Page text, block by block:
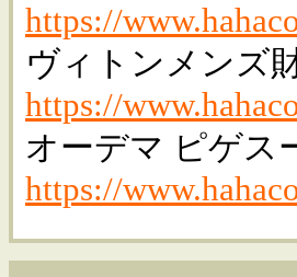
https://
ヴィトンメンズ
https://
オーデマ ピゲス
https://